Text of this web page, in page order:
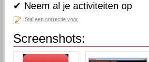
✔ Neem al je activiteiten op
Stel een correctie voor
Screenshots: